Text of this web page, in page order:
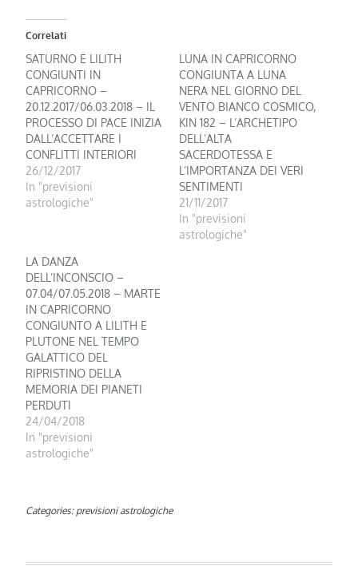
Correlati
SATURNO E LILITH
CONGIUNTI IN
CAPRICORNO –
20.12.2017/06.03.2018 – IL
PROCESSO DI PACE INIZIA
DALL’ACCETTARE I
CONFLITTI INTERIORI
26/12/2017
In "previsioni
astrologiche"
LUNA IN CAPRICORNO
CONGIUNTA A LUNA
NERA NEL GIORNO DEL
VENTO BIANCO COSMICO,
KIN 182 – L’ARCHETIPO
DELL’ALTA
SACERDOTESSA E
L’IMPORTANZA DEI VERI
SENTIMENTI
21/11/2017
In "previsioni
astrologiche"
LA DANZA
DELL’INCONSCIO –
07.04/07.05.2018 – MARTE
IN CAPRICORNO
CONGIUNTO A LILITH E
PLUTONE NEL TEMPO
GALATTICO DEL
RIPRISTINO DELLA
MEMORIA DEI PIANETI
PERDUTI
24/04/2018
In "previsioni
astrologiche"
Categories: previsioni astrologiche